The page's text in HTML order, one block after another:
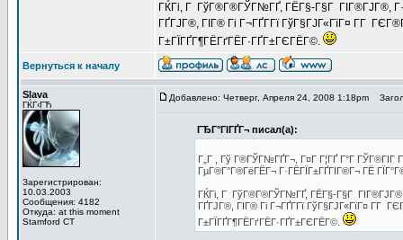
ГЌГі, Г ГўГ®Г®ГЎГ№ГҐ, ГЁГ§-Г§Г ГІГ®ГЈГ®,
ГҐГЈГ®, ГІГ® Гі Г¬ГҐГ­Гї ГўГ§ГЈГ«ГїГ¤ Г­Г
Г±ГЇГҐГ¶ГЁГґГЁГ·ГҐГ±ГЄГЁГ©.
Вернуться к началу
Slava
ГЌГ‹ГЋ
Зарегистрирован:
10.03.2003
Сообщения: 4182
Откуда: at this moment
Stamford CT
Добавлено: Четверг, Апреля 24, 2008 1:18pm
ГЂГ°ГІГҐГ¬ писал(а):
Г„Г , Гў Г®ГЎГ№ГҐГ¬, Г¤Г Г¦ГҐ Г°Г ГЎГ®ГІГ
ГµГ®Г°Г®ГёГЁГ¬ Г·ГЁГЇГ±ГҐГІГ®Г¬ ГЁ
ГЌГі, Г ГўГ®Г®ГЎГ№ГҐ, ГЁГ§-Г§Г ГІГ®ГЈГ®,
ГҐГЈГ®, ГІГ® Гі Г¬ГҐГ­Гї ГўГ§ГЈГ«ГїГ¤ Г­Г
Г±ГЇГҐГ¶ГЁГґГЁГ·ГҐГ±ГЄГЁГ©.